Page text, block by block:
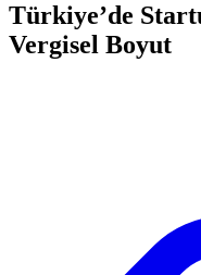
Türkiye’de
Vergisel Boyut